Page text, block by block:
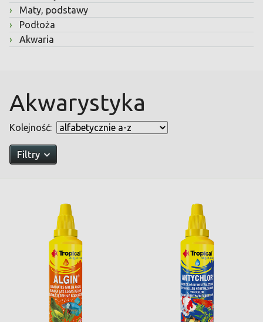
›
Maty, podstawy
›
Podłoża
›
Akwaria
Akwarystyka
Kolejność:
Filtry